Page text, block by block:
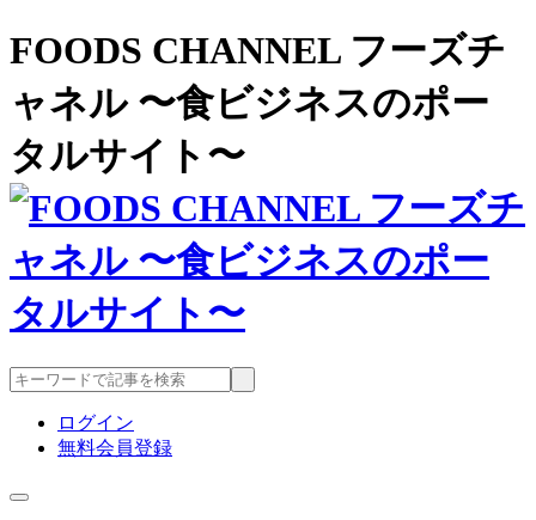
FOODS CHANNEL フーズチ
ャネル 〜食ビジネスのポー
タルサイト〜
ログイン
無料会員登録